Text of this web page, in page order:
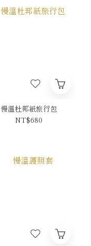
慢溫杜邦紙旅行包
NT$680